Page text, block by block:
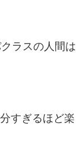
ラスの人間は
すぎるほど楽